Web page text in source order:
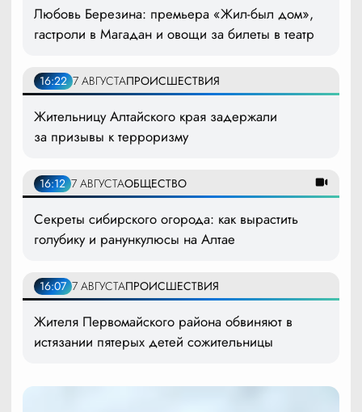
Любовь Березина: премьера «Жил-был дом»,
гастроли в Магадан и овощи за билеты в театр
16:22 7 АВГУСТАПРОИСШЕСТВИЯ
Жительницу Алтайского края задержали
за призывы к терроризму
16:12 7 АВГУСТАОБЩЕСТВО
Секреты сибирского огорода: как вырастить
голубику и ранункулюсы на Алтае
16:07 7 АВГУСТАПРОИСШЕСТВИЯ
Жителя Первомайского района обвиняют в
истязании пятерых детей сожительницы